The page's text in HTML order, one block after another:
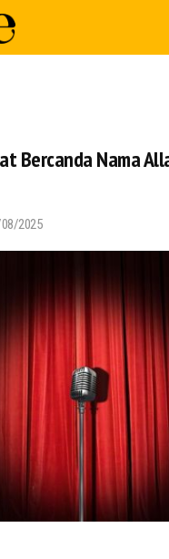
Bercanda Nama
2025